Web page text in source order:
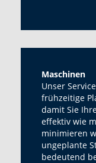
Maschinen
Unser
frühzeitige
damit Sie
effektiv wie
minimieren
ungeplante
bedeutend